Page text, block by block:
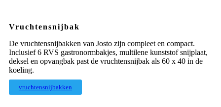
Vruchtensnijbak
De vruchtensnijbakken van Josto zijn compleet en compact.
Inclusief 6 RVS gastronormbakjes, multilene kunststof snijplaat,
deksel en opvangbak past de vruchtensnijbak als 60 x 40 in de
koeling.
vruchtensnijbakken